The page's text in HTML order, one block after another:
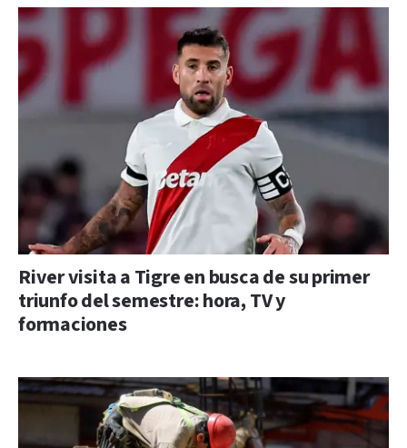
River visita a Tigre en busca de su primer
triunfo del semestre: hora, TV y
formaciones